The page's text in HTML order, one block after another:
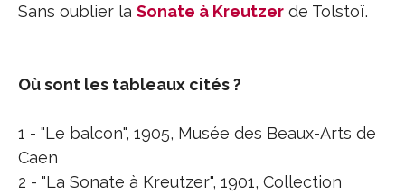
Sans oublier la Sonate à Kreutzer de Tolstoï.
Où sont les tableaux cités ?
1 - "Le balcon", 1905, Musée des Beaux-Arts de
Caen
2 - "La Sonate à Kreutzer", 1901, Collection